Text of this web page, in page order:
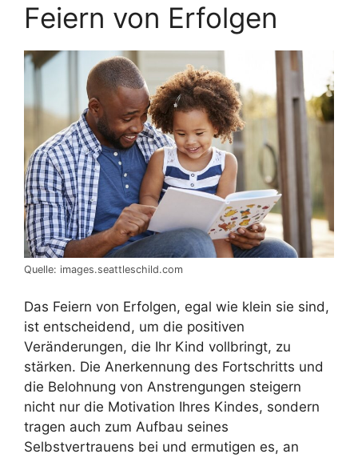
Feiern von Erfolgen
Quelle: images.seattleschild.com
Das Feiern von Erfolgen, egal wie klein sie sind,
ist entscheidend, um die positiven
Veränderungen, die Ihr Kind vollbringt, zu
stärken. Die Anerkennung des Fortschritts und
die Belohnung von Anstrengungen steigern
nicht nur die Motivation Ihres Kindes, sondern
tragen auch zum Aufbau seines
Selbstvertrauens bei und ermutigen es, an